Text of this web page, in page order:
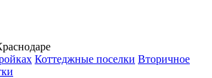
Коттеджные поселки Вторичное